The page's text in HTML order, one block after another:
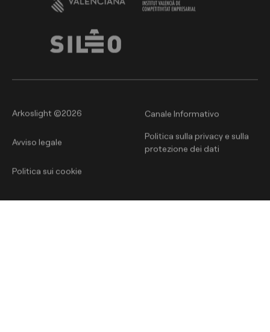
Arkoslight ©2026 Canale Informativo
Avviso legale
Politica sulla privacy e sulla
protezione dei dati
Politica sui cookie